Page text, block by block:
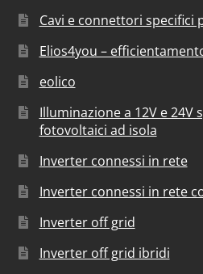
Cavi e connettori
Elios4you –
eolico
Illuminazione a 12V e 24V
fotovoltaici ad isola
Inverter connessi in rete
Inverter connessi in rete
Inverter off grid
Inverter off grid ibridi